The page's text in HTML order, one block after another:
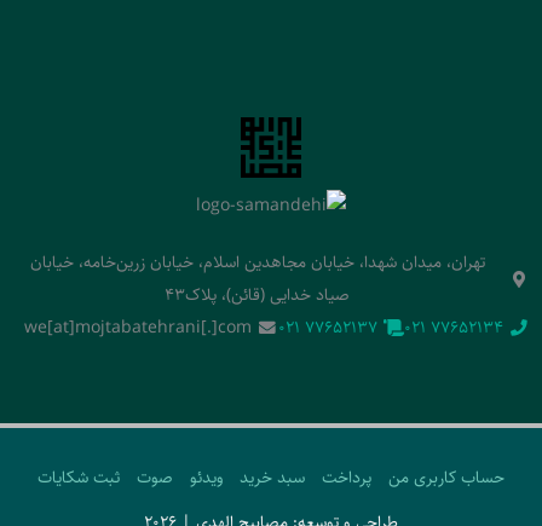
تهران، میدان شهدا، خیابان مجاهدین اسلام، خیابان زرین‌خامه، خیابان
صیاد خدایی (قائن)، پلاک43
‭021 77652134‬
‭021 77652137‬
we[at]mojtabatehrani[.]com
حساب کاربری من پرداخت سبد خرید ویدئو صوت
ثبت شکایات